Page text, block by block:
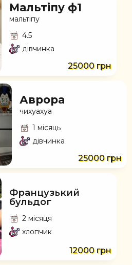
Мальтіпу ф1
мальтіпу
4.5
дівчинка
25000 грн
Аврора
чихуахуа
1 місяць
дівчинка
25000 грн
Французький
бульдог
2 місяця
хлопчик
12000 грн